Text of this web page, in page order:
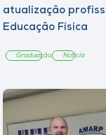
atualização
Educação Física
Graduação Notícia